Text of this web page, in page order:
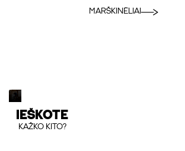
MARŠKINĖLIAI
IEŠKOTE
KAŽKO KITO?